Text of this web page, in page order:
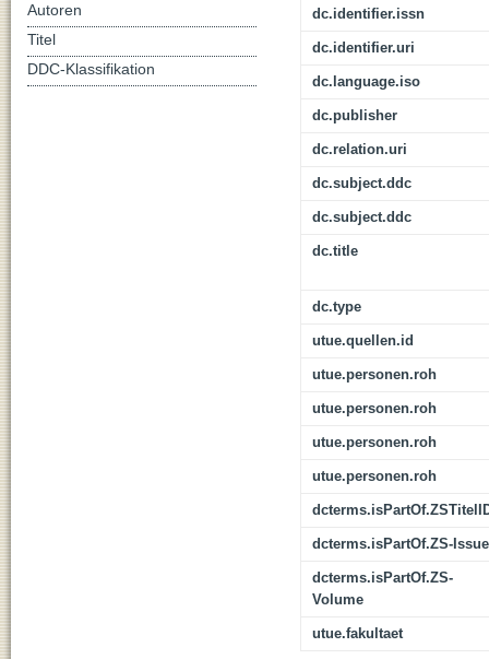
dc.identifier.issn
dc.identifier.uri
dc.language.iso
dc.publisher
dc.relation.uri
dc.subject.ddc
dc.subject.ddc
dc.title
dc.type
utue.quellen.id
utue.personen.roh
utue.personen.roh
utue.personen.roh
utue.personen.roh
dcterms.isPartOf.ZS-Issue
dcterms.isPartOf.ZS-
Volume
utue.fakultaet
Autoren
Titel
DDC-Klassifikation